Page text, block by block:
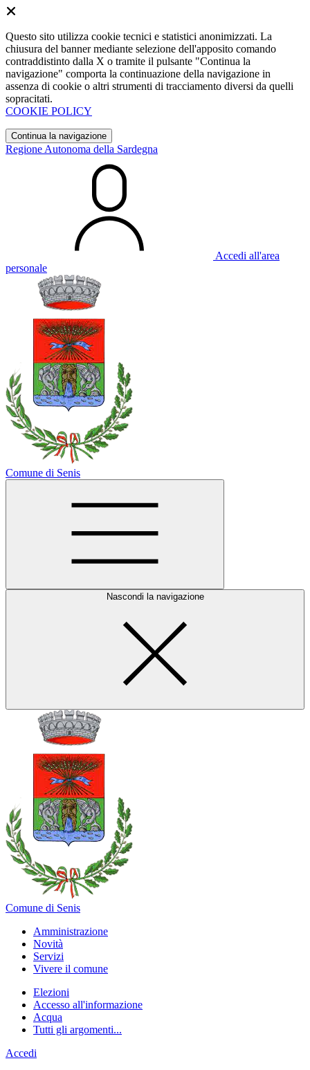
Questo sito utilizza cookie tecnici e statistici anonimizzati. La
chiusura del banner mediante selezione dell'apposito comando
contraddistinto dalla X o tramite il pulsante "Continua la
navigazione" comporta la continuazione della navigazione in
assenza di cookie o altri strumenti di tracciamento diversi da quelli
sopracitati.
COOKIE POLICY
Continua la navigazione
Regione Autonoma della Sardegna
Accedi all'area
personale
Comune di Senis
Nascondi la navigazione
Comune di Senis
Amministrazione
Novità
Servizi
Vivere il comune
Elezioni
Accesso all'informazione
Acqua
Tutti gli argomenti...
Accedi